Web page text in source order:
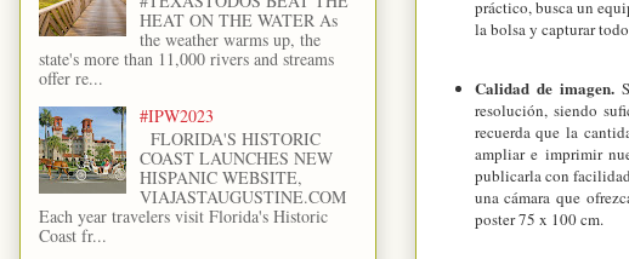
práctico, busca un
la bolsa y capturar
Calidad de imagen.
resolución, siendo
recuerda que la
ampliar e imprimir
publicarla con facilidad
una cámara que
poster 75 x 100 cm.
HEAT ON THE WATER As
the weather warms up, the
state's more than 11,000 rivers and streams
offer re...
#IPW2023
FLORIDA'S HISTORIC
COAST LAUNCHES NEW
HISPANIC WEBSITE,
VIAJASTAUGUSTINE.COM
Each year travelers visit Florida's Historic
Coast fr...